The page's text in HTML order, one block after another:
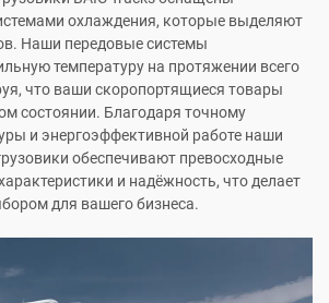
охлаждения, которые выделяют
Наши передовые системы
температуру на протяжении всего
что ваши скоропортящиеся товары
состоянии. Благодаря точному
и энергоэффективной работе наши
обеспечивают превосходные
и надёжность, что делает
для вашего бизнеса.